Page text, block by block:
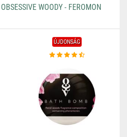
WOODY - FEROMON
ÚJDONSÁG